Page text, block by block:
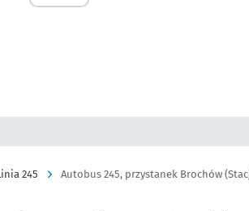
245 Autobus 245, przystanek Brochów